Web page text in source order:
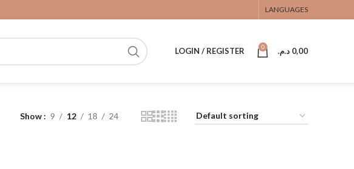
LANGUAGES
LOGIN / REGISTER 0 0,00 د.م.
Show 9 12 18 24